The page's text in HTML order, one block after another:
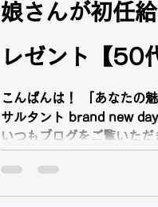
娘さんが初任
レゼント【50
こんばんは！ 「あなたの
サルタント brand new
いつもブログをご覧いただ
プ診断アナリスト 骨格診